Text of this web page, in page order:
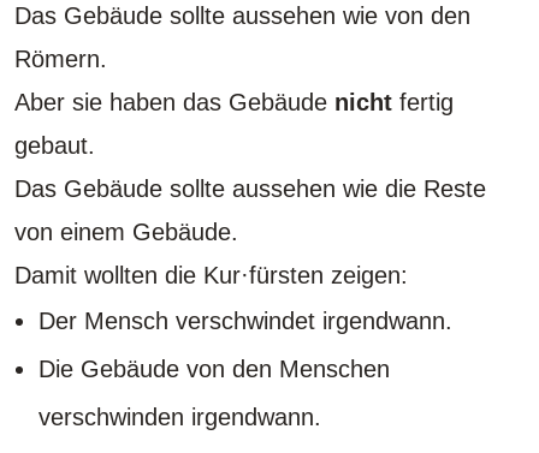
Das Gebäude sollte aussehen wie von den
Römern.
Aber sie haben das Gebäude nicht fertig
gebaut.
Das Gebäude sollte aussehen wie die Reste
von einem Gebäude.
Damit wollten die Kur·fürsten zeigen:
Der Mensch verschwindet irgendwann.
Die Gebäude von den Menschen
verschwinden irgendwann.